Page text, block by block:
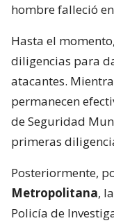
hombre falleció
Hasta el
diligencias para
atacantes.
permanecen
de Seguridad
primeras
Posteriormente,
Metropolitana,
Policía de